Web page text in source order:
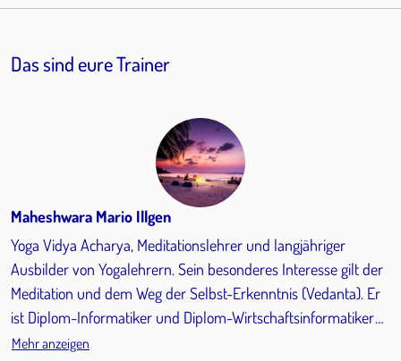
Das sind eure Trainer
Maheshwara Mario Illgen
Yoga Vidya Acharya, Meditationslehrer und langjähriger
Ausbilder von Yogalehrern. Sein besonderes Interesse gilt der
Meditation und dem Weg der Selbst-Erkenntnis (Vedanta). Er
ist Diplom-Informatiker und Diplom-Wirtschaftsinformatiker
und war lange im kaufmännischen Bereich und in der
Mehr anzeigen